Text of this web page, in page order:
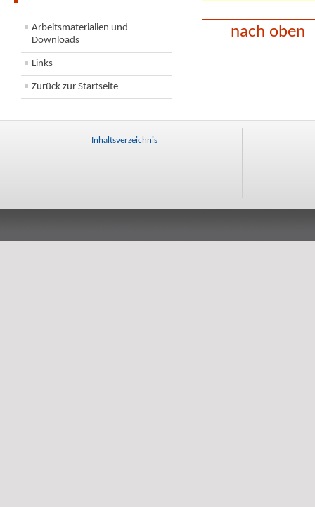
Arbeitsmaterialien und
Downloads
Links
Zurück zur Startseite
nach oben
Inhaltsverzeichnis